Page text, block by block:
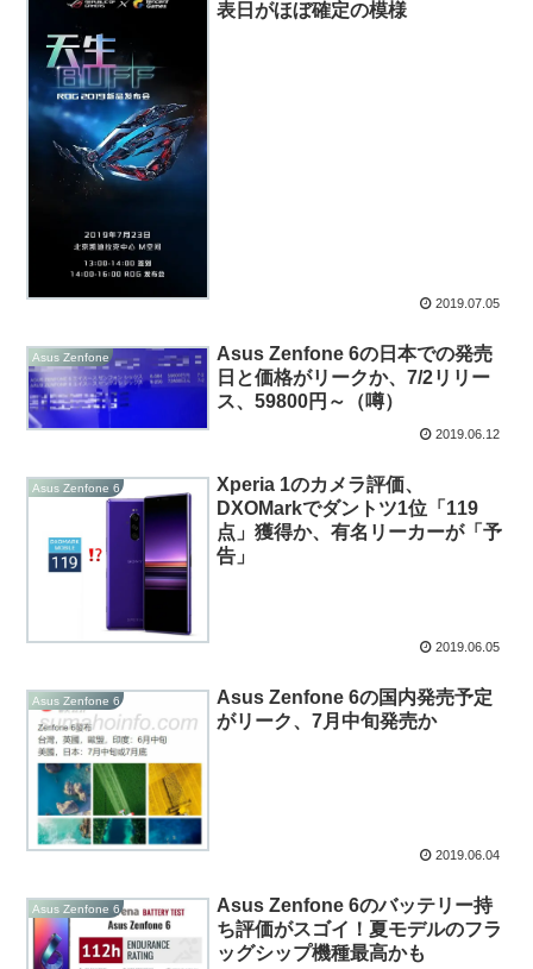
表日がほぼ確定の模様
2019.07.05
Asus Zenfone
Asus Zenfone 6の日本での発売
日と価格がリークか、7/2リリー
ス、59800円～（噂）
2019.06.12
Asus Zenfone 6
Xperia 1のカメラ評価、
DXOMarkでダントツ1位「119
点」獲得か、有名リーカーが「予
告」
2019.06.05
Asus Zenfone 6
Asus Zenfone 6の国内発売予定
がリーク、7月中旬発売か
2019.06.04
Asus Zenfone 6
Asus Zenfone 6のバッテリー持
ち評価がスゴイ！夏モデルのフラ
ッグシップ機種最高かも